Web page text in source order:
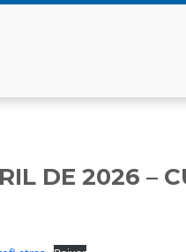
DE 2026 –